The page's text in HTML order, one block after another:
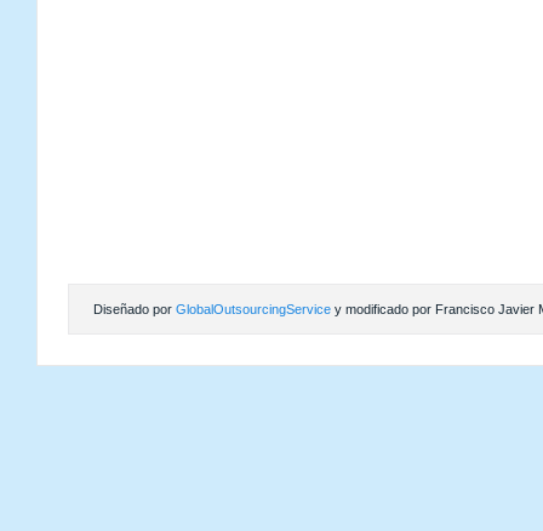
Diseñado por GlobalOutsourcingService y modificado por Francisco Javier